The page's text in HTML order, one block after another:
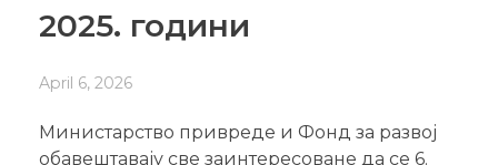
2025. години
April 6, 2026
Министарство привреде и Фонд за развој
обавештавају све заинтересоване да се 6.